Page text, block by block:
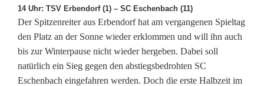
t
d
u
e
14 Uhr: TSV Erbendorf (1) – SC Eschenbach (11)
Der Spitzenreiter aus Erbendorf hat am vergangenen Spieltag
den Platz an der Sonne wieder erklommen und will ihn auch
bis zur Winterpause nicht wieder hergeben. Dabei soll
natürlich ein Sieg gegen den abstiegsbedrohten SC
Eschenbach eingefahren werden. Doch die erste Halbzeit im